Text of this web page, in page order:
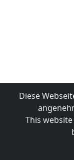
Diese
This